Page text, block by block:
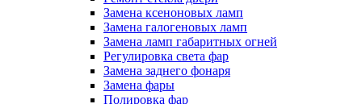
Замена ксеноновых ламп
Замена галогеновых ламп
Замена ламп габаритных огней
Регулировка света фар
Замена заднего фонаря
Замена фары
Полировка фар